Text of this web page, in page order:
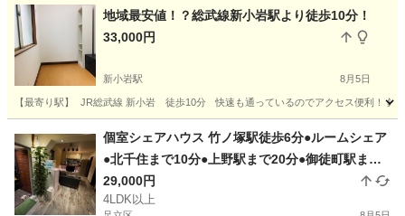
地域最安値！？総武線新小岩駅より徒歩10分！
33,000円
新小岩駅 8月5日
【最寄り駅】 JR総武線 新小岩 徒歩10分 快速も通っているのでアクセス便利！ 錦
新小岩駅 シェアハウス 初期
個室シェアハウス 竹ノ塚駅徒歩6分●ルームシェア
●北千住まで10分●上野駅まで20分●御徒町駅まで2
7分●銀座駅36分●ゲストハウス足立区 西新井シ
ェアハウス北千住シェアハウス日比谷線●足立区シ
29,000円
4LDK以上